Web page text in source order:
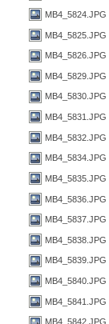
MB4_5824.JPG
MB4_5825.JPG
MB4_5826.JPG
MB4_5829.JPG
MB4_5830.JPG
MB4_5831.JPG
MB4_5832.JPG
MB4_5834.JPG
MB4_5835.JPG
MB4_5836.JPG
MB4_5837.JPG
MB4_5838.JPG
MB4_5839.JPG
MB4_5840.JPG
MB4_5841.JPG
MB4_5842.JPG